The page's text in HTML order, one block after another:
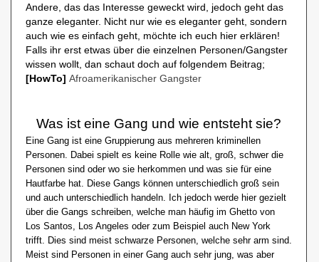
Andere, das das Interesse geweckt wird, jedoch geht das
ganze eleganter. Nicht nur wie es eleganter geht, sondern
auch wie es einfach geht, möchte ich euch hier erklären!
Falls ihr erst etwas über die einzelnen Personen/Gangster
wissen wollt, dan schaut doch auf folgendem Beitrag;
[HowTo] Afroamerikanischer Gangster
Was ist eine Gang und wie entsteht sie?
Eine Gang ist eine Gruppierung aus mehreren kriminellen
Personen. Dabei spielt es keine Rolle wie alt, groß, schwer die
Personen sind oder wo sie herkommen und was sie für eine
Hautfarbe hat. Diese Gangs können unterschiedlich groß sein
und auch unterschiedlich handeln. Ich jedoch werde hier gezielt
über die Gangs schreiben, welche man häufig im Ghetto von
Los Santos, Los Angeles oder zum Beispiel auch New York
trifft. Dies sind meist schwarze Personen, welche sehr arm sind.
Meist sind Personen in einer Gang auch sehr jung, was aber